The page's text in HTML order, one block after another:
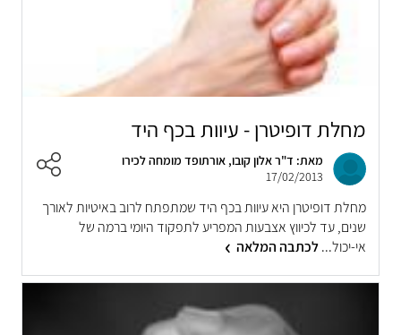
מחלת דופיטרן - עיוות בכף היד
מאת: ד"ר אלון קובו, אורתופד מומחה לכירו
17/02/2013
מחלת דופיטרן היא עיוות בכף היד שמתפתח לרוב באיטיות לאורך
שנים, עד לכיווץ אצבעות המפריע לתפקוד היומי ברמה של
אי-יכול...לכתבה המלאה